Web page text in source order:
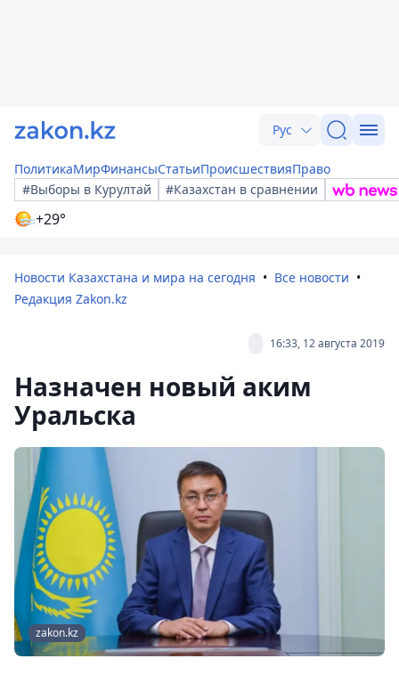
Рус
ПолитикаМирФинансыСтатьиПроисшествияПраво
#Выборы в Курултай
#Казахстан в сравнении
+29°
Новости Казахстана и мира на сегодня
Все новости
Редакция Zakon.kz
16:33, 12 августа 2019
Назначен новый аким
Уральска
zakon.kz